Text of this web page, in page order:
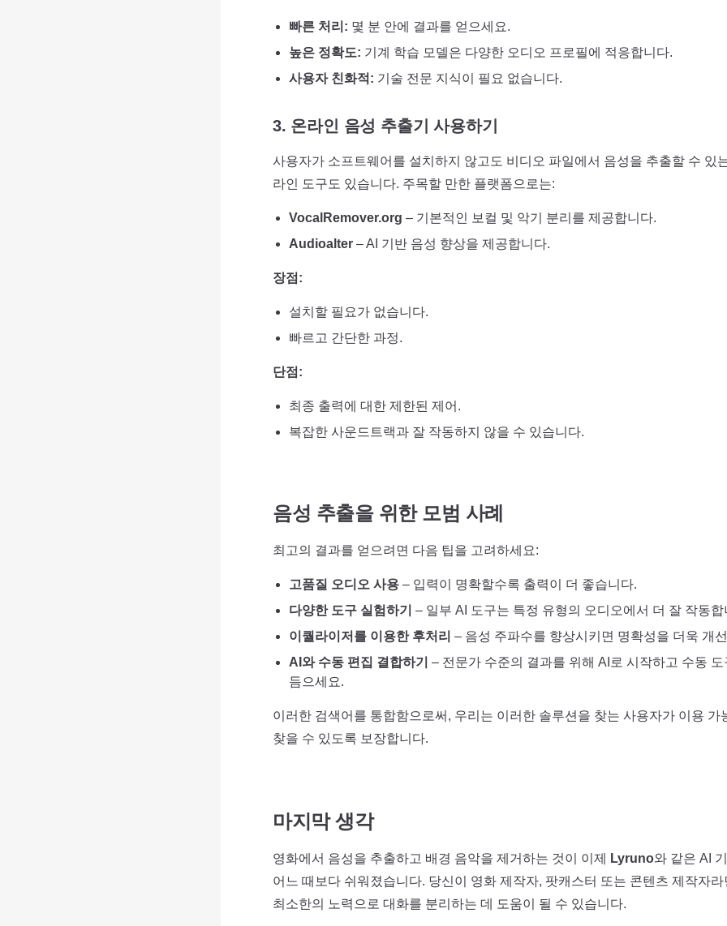
빠른 처리: 몇 분 안에 결과를 얻으세요.
높은 정확도: 기계 학습 모델은 다양한 오디오 프로필에 적응합니다.
사용자 친화적: 기술 전문 지식이 필요 없습니다.
3. 온라인 음성 추출기 사용하기
사용자가 소프트웨어를 설치하지 않고도 비디오 파일에서 음성을 추출할 수 있
라인 도구도 있습니다. 주목할 만한 플랫폼으로는:
VocalRemover.org – 기본적인 보컬 및 악기 분리를 제공합니다.
Audioalter – AI 기반 음성 향상을 제공합니다.
장점:
설치할 필요가 없습니다.
빠르고 간단한 과정.
단점:
최종 출력에 대한 제한된 제어.
복잡한 사운드트랙과 잘 작동하지 않을 수 있습니다.
음성 추출을 위한 모범 사례
최고의 결과를 얻으려면 다음 팁을 고려하세요:
고품질 오디오 사용 – 입력이 명확할수록 출력이 더 좋습니다.
다양한 도구 실험하기 – 일부 AI 도구는 특정 유형의 오디오에서 더 잘 작동합
이퀄라이저를 이용한 후처리 – 음성 주파수를 향상시키면 명확성을 더욱 개
AI와 수동 편집 결합하기 – 전문가 수준의 결과를 위해 AI로 시작하고 수동
듬으세요.
이러한 검색어를 통합함으로써, 우리는 이러한 솔루션을 찾는 사용자가 이용 가
찾을 수 있도록 보장합니다.
마지막 생각
영화에서 음성을 추출하고 배경 음악을 제거하는 것이 이제 Lyruno와 같은 AI
어느 때보다 쉬워졌습니다. 당신이 영화 제작자, 팟캐스터 또는 콘텐츠 제작자라
최소한의 노력으로 대화를 분리하는 데 도움이 될 수 있습니다.